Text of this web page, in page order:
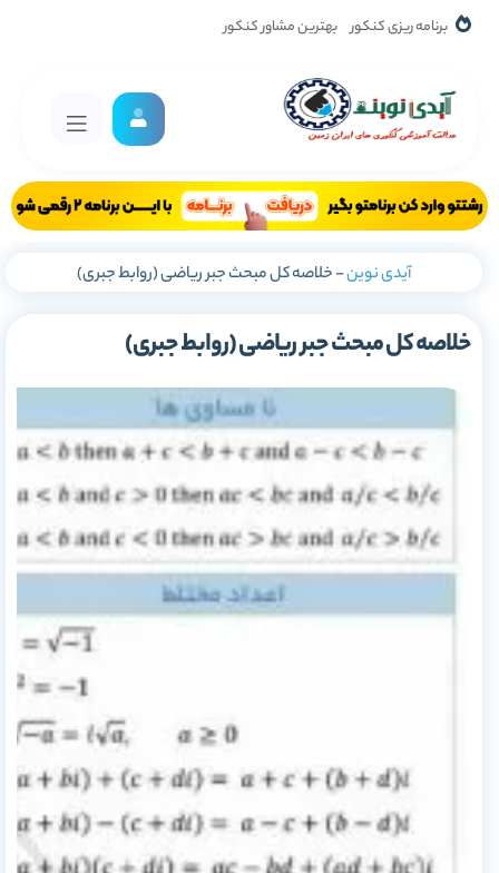
برنامه ریزی کنکور بهترین مشاور کنکور
آیدی نوین-خلاصه کل مبحث جبر ریاضی (روابط جبری)
خلاصه کل مبحث جبر ریاضی (روابط جبری)